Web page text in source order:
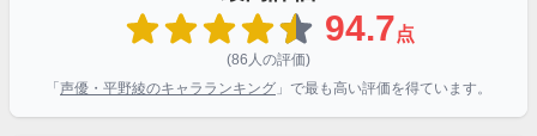
94.7点
(86人の評価)
「 声優・平野綾のキャラランキング 」で最も高い評価を得ています。